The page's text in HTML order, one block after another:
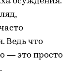
Ведь что
— это просто